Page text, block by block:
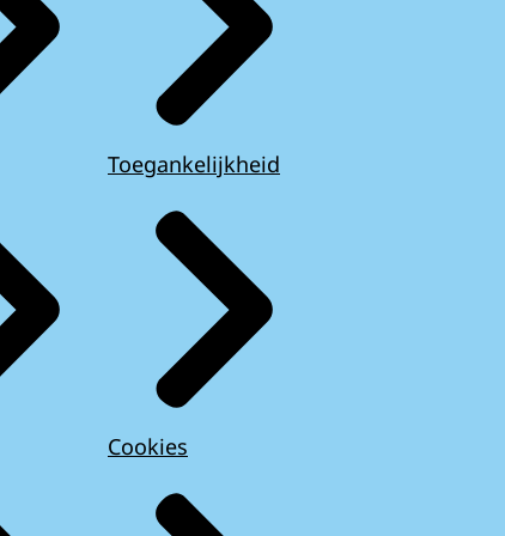
Toegankelijkheid
Cookies